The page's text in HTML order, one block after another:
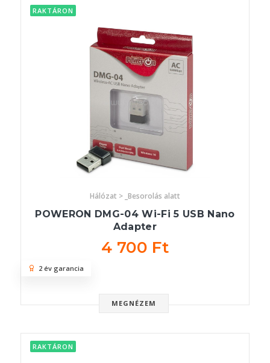
RAKTÁRON
Hálózat > _Besorolás alatt
POWERON DMG-04 Wi-Fi 5 USB Nano
Adapter
4 700 Ft
MEGNÉZEM
2 év garancia
RAKTÁRON